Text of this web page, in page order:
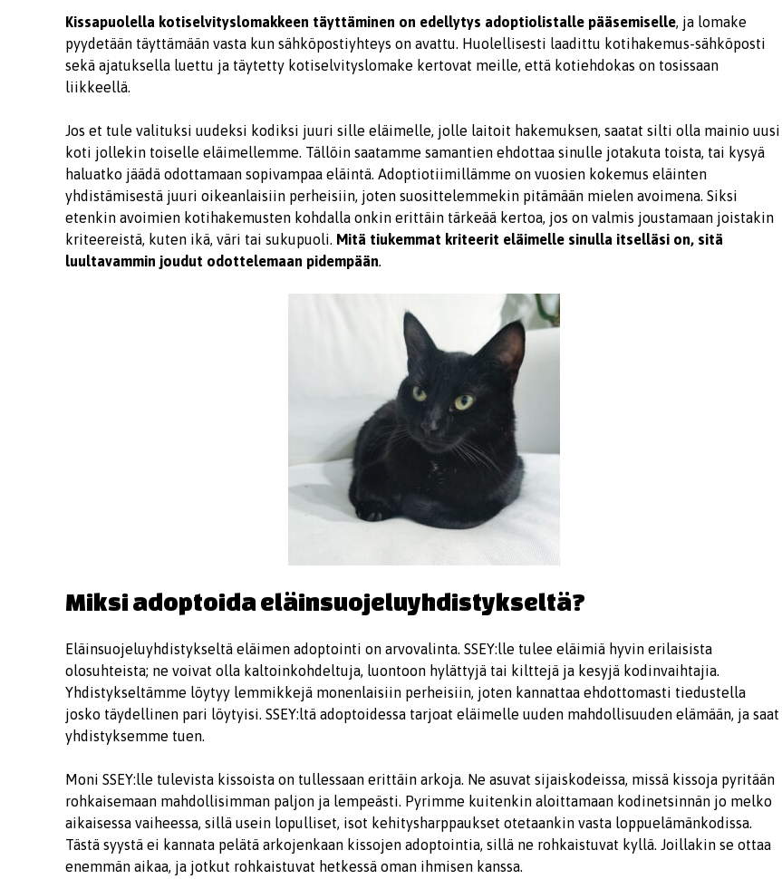
Kissapuolella kotiselvityslomakkeen täyttäminen on edellytys adoptiolistalle pääsemiselle, ja lomake
pyydetään täyttämään vasta kun sähköpostiyhteys on avattu. Huolellisesti laadittu kotihakemus-sähköposti
sekä ajatuksella luettu ja täytetty kotiselvityslomake kertovat meille, että kotiehdokas on tosissaan
liikkeellä.
Jos et tule valituksi uudeksi kodiksi juuri sille eläimelle, jolle laitoit hakemuksen, saatat silti olla mainio uusi
koti jollekin toiselle eläimellemme. Tällöin saatamme samantien ehdottaa sinulle jotakuta toista, tai kysyä
haluatko jäädä odottamaan sopivampaa eläintä. Adoptiotiimillämme on vuosien kokemus eläinten
yhdistämisestä juuri oikeanlaisiin perheisiin, joten suosittelemmekin pitämään mielen avoimena. Siksi
etenkin avoimien kotihakemusten kohdalla onkin erittäin tärkeää kertoa, jos on valmis joustamaan joistakin
kriteereistä, kuten ikä, väri tai sukupuoli. Mitä tiukemmat kriteerit eläimelle sinulla itselläsi on, sitä
luultavammin joudut odottelemaan pidempään.
Miksi adoptoida eläinsuojeluyhdistykseltä?
Eläinsuojeluyhdistykseltä eläimen adoptointi on arvovalinta. SSEY:lle tulee eläimiä hyvin erilaisista
olosuhteista; ne voivat olla kaltoinkohdeltuja, luontoon hylättyjä tai kilttejä ja kesyjä kodinvaihtajia.
Yhdistykseltämme löytyy lemmikkejä monenlaisiin perheisiin, joten kannattaa ehdottomasti tiedustella
josko täydellinen pari löytyisi. SSEY:ltä adoptoidessa tarjoat eläimelle uuden mahdollisuuden elämään, ja saat
yhdistyksemme tuen.
Moni SSEY:lle tulevista kissoista on tullessaan erittäin arkoja. Ne asuvat sijaiskodeissa, missä kissoja pyritään
rohkaisemaan mahdollisimman paljon ja lempeästi. Pyrimme kuitenkin aloittamaan kodinetsinnän jo melko
aikaisessa vaiheessa, sillä usein lopulliset, isot kehitysharppaukset otetaankin vasta loppuelämänkodissa.
Tästä syystä ei kannata pelätä arkojenkaan kissojen adoptointia, sillä ne rohkaistuvat kyllä. Joillakin se ottaa
enemmän aikaa, ja jotkut rohkaistuvat hetkessä oman ihmisen kanssa.